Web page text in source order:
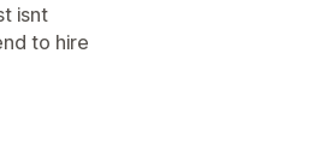
isnt
to hire